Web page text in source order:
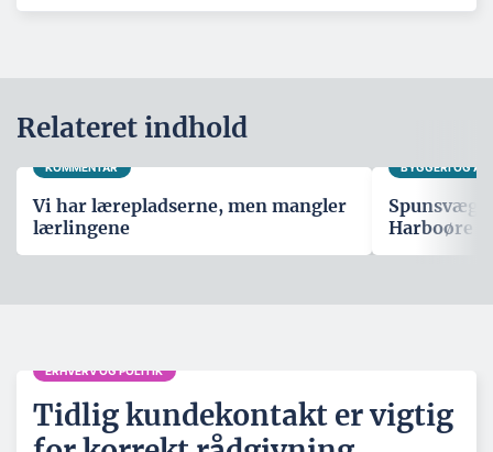
Relateret indhold
KOMMENTAR
Vi har lærepladserne, men mangler
lærlingene
BYGGERI OG
Spunsvæg
Harboøre
ERHVERV OG POLITIK
Tidlig kundekontakt er vigtig